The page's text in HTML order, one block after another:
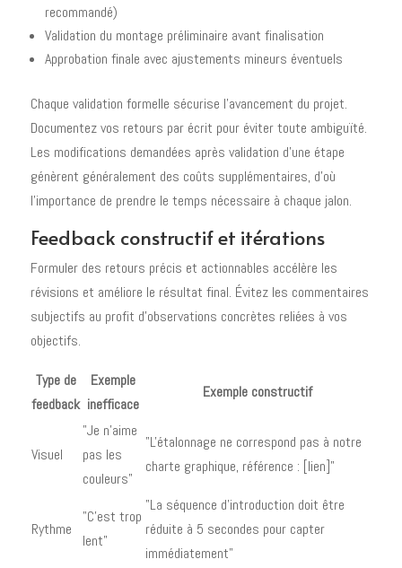
recommandé)
Validation du montage préliminaire avant finalisation
Approbation finale avec ajustements mineurs éventuels
Chaque validation formelle sécurise l'avancement du projet.
Documentez vos retours par écrit pour éviter toute ambiguïté.
Les modifications demandées après validation d'une étape
génèrent généralement des coûts supplémentaires, d'où
l'importance de prendre le temps nécessaire à chaque jalon.
Feedback constructif et itérations
Formuler des retours précis et actionnables accélère les
révisions et améliore le résultat final. Évitez les commentaires
subjectifs au profit d'observations concrètes reliées à vos
objectifs.
Type de
feedback
Exemple
inefficace
Exemple constructif
Visuel
"Je n'aime
pas les
couleurs"
"L'étalonnage ne correspond pas à notre
charte graphique, référence : [lien]"
Rythme
"C'est trop
lent"
"La séquence d'introduction doit être
réduite à 5 secondes pour capter
immédiatement"